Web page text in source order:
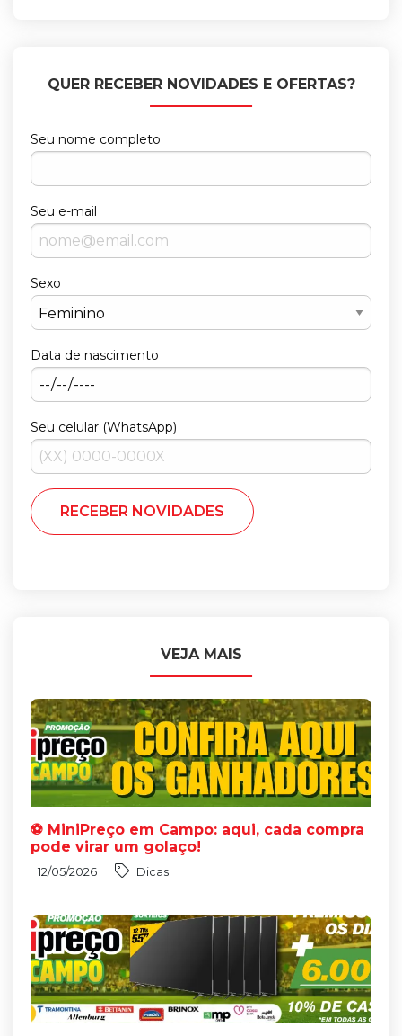
QUER RECEBER NOVIDADES E OFERTAS?
Seu nome completo
Seu e-mail
Sexo
Data de nascimento
Seu celular (WhatsApp)
VEJA MAIS
⚽ MiniPreço em Campo: aqui, cada compra
pode virar um golaço!
12/05/2026 Dicas